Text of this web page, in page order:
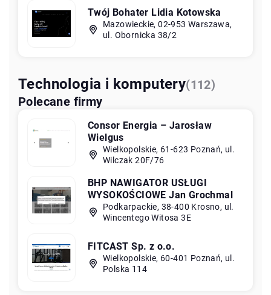
Twój Bohater Lidia Kotowska
Mazowieckie, 02-953 Warszawa,
ul. Obornicka 38/2
Technologia i komputery(112)
Polecane firmy
Consor Energia – Jarosław
Wielgus
Wielkopolskie, 61-623 Poznań, ul.
Wilczak 20F/76
BHP NAWIGATOR USŁUGI
WYSOKOŚCIOWE Jan Grochmal
Podkarpackie, 38-400 Krosno, ul.
Wincentego Witosa 3E
FITCAST Sp. z o.o.
Wielkopolskie, 60-401 Poznań, ul.
Polska 114